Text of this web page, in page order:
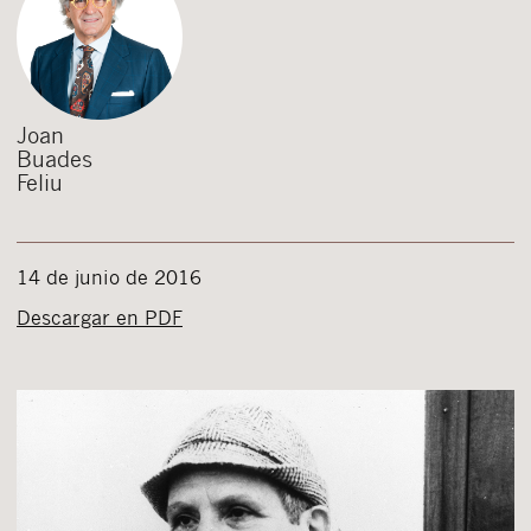
Joan
Buades
Feliu
14 de junio de 2016
Descargar en PDF